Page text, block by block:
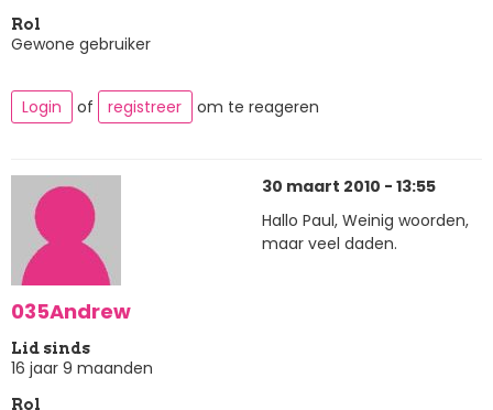
Rol
Gewone gebruiker
Login of registreer om te reageren
035Andrew
Lid sinds
16 jaar 9 maanden
Rol
30 maart 2010 - 13:55
Hallo Paul, Weinig woorden,
maar veel daden.